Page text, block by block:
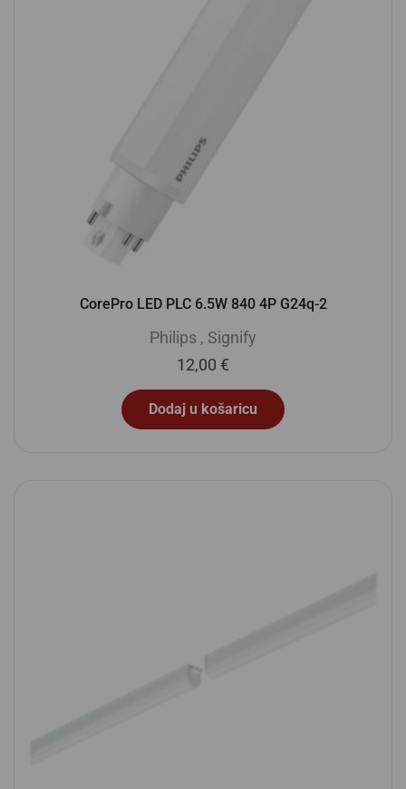
CorePro LED PLC 6.5W 840 4P G24q-2
Philips , Signify
12,00 €
Dodaj u košaricu